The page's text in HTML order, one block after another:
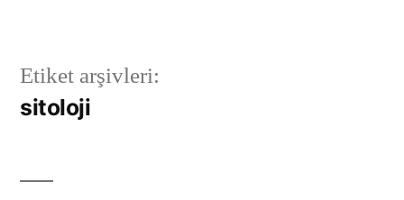
Etiket arşivleri:
sitoloji